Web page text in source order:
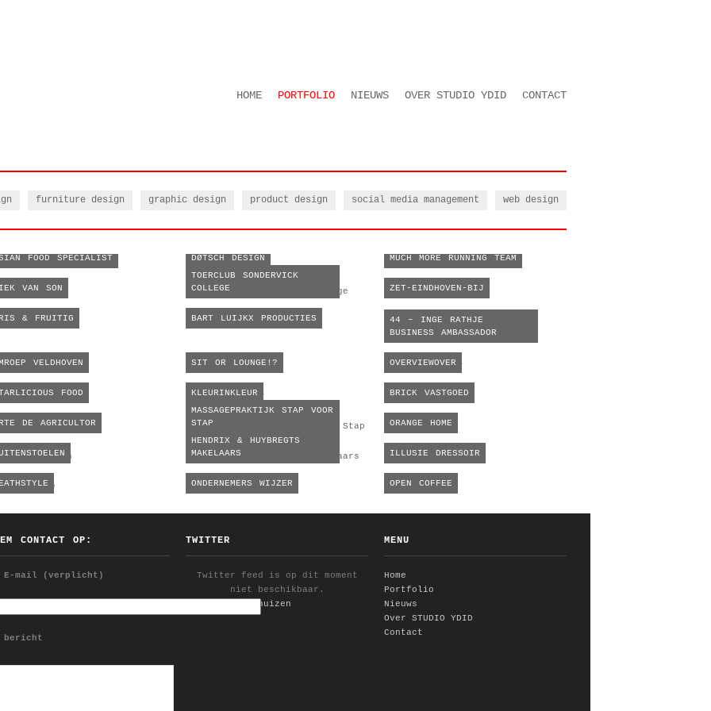
HOME PORTFOLIO NIEUWS OVER STUDIO YDID CONTACT
furniture design graphic design product design social media management web design
FOOD SPECIALIST DØTSCH DESIGN MUCH MORE RUNNING TEAM
VAN SON
TOERCLUB SONDERVICK
COLLEGE
ZET-EINDHOVEN-BIJ
& FRUITIG BART LUIJKX PRODUCTIES
44 – INGE RATHJE
BUSINESS AMBASSADOR
VELDHOVEN SIT OR LOUNGE!? OVERVIEWOVER
FOOD KLEURINKLEUR BRICK VASTGOED
DE AGRICULTOR
MASSAGEPRAKTIJK STAP VOOR
STAP
ORANGE HOME
HENDRIX & HUYBREGTS
MAKELAARS
ILLUSIE DRESSOIR
ONDERNEMERS WIJZER OPEN COFFEE
CONTACT OP:
E-mail (verplicht)
bericht
TWITTER
Twitter feed is op dit moment
niet beschikbaar.
Follow @YDijkhuizen
MENU
Home
Portfolio
Nieuws
Over STUDIO YDID
Contact